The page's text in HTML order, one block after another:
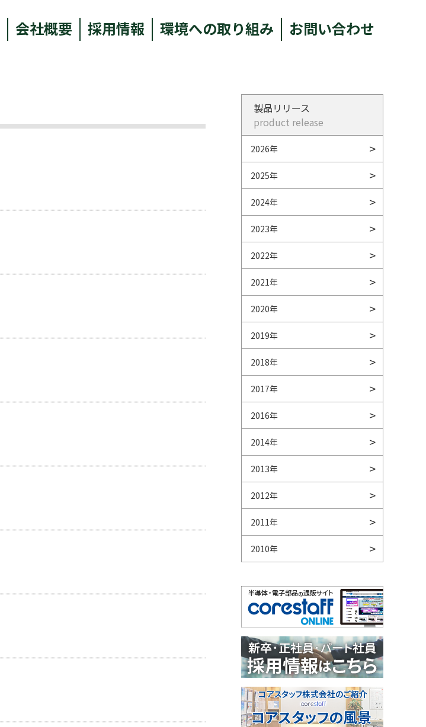
会社概要 採用情報 環境への取り組み お問い合わせ
製品リリース
product release
2026年
2025年
2024年
2023年
2022年
2021年
2020年
2019年
2018年
2017年
2016年
2014年
2013年
2012年
2011年
2010年